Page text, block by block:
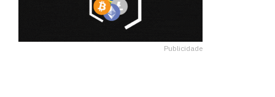
Publicidade